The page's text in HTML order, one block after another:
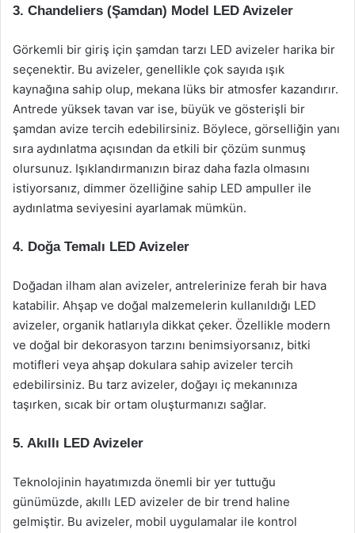
3. Chandeliers (Şamdan) Model LED Avizeler
Görkemli bir giriş için şamdan tarzı LED avizeler harika bir
seçenektir. Bu avizeler, genellikle çok sayıda ışık
kaynağına sahip olup, mekana lüks bir atmosfer kazandırır.
Antrede yüksek tavan var ise, büyük ve gösterişli bir
şamdan avize tercih edebilirsiniz. Böylece, görselliğin yanı
sıra aydınlatma açısından da etkili bir çözüm sunmuş
olursunuz. Işıklandırmanızın biraz daha fazla olmasını
istiyorsanız, dimmer özelliğine sahip LED ampuller ile
aydınlatma seviyesini ayarlamak mümkün.
4. Doğa Temalı LED Avizeler
Doğadan ilham alan avizeler, antrelerinize ferah bir hava
katabilir. Ahşap ve doğal malzemelerin kullanıldığı LED
avizeler, organik hatlarıyla dikkat çeker. Özellikle modern
ve doğal bir dekorasyon tarzını benimsiyorsanız, bitki
motifleri veya ahşap dokulara sahip avizeler tercih
edebilirsiniz. Bu tarz avizeler, doğayı iç mekanınıza
taşırken, sıcak bir ortam oluşturmanızı sağlar.
5. Akıllı LED Avizeler
Teknolojinin hayatımızda önemli bir yer tuttuğu
günümüzde, akıllı LED avizeler de bir trend haline
gelmiştir. Bu avizeler, mobil uygulamalar ile kontrol